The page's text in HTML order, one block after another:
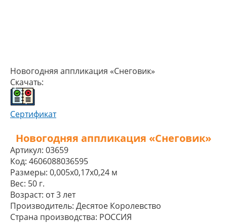
Новогодняя аппликация «Снеговик»
Скачать:
Сертификат
Новогодняя аппликация «Снеговик»
Артикул: 03659
Код: 4606088036595
Размеры: 0,005x0,17x0,24 м
Вес: 50 г.
Возраст: от 3 лет
Производитель: Десятое Королевство
Страна производства: РОССИЯ